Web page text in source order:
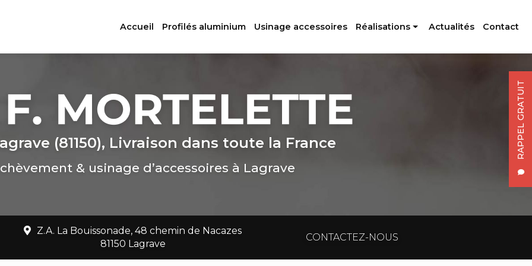
RAPPEL GRATUIT
Accueil Profilés aluminium Usinage accessoires Réalisations Actualités Contact
(81150), Livraison dans toute la France
& usinage d’accessoires à Lagrave
Z.A. La Bouissonade, 48 chemin de Nacazes
81150 Lagrave
CONTACTEZ-NOUS